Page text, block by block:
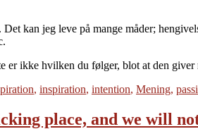
. Det kan jeg leve på mange måder;
er ikke hvilken du følger, blot at den
, inspiration, intention, Mening,
place, and we will